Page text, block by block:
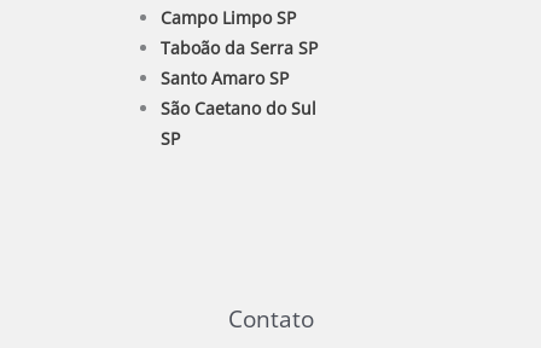
Campo Limpo SP
Taboão da Serra SP
Santo Amaro SP
São Caetano do Sul
SP
Contato